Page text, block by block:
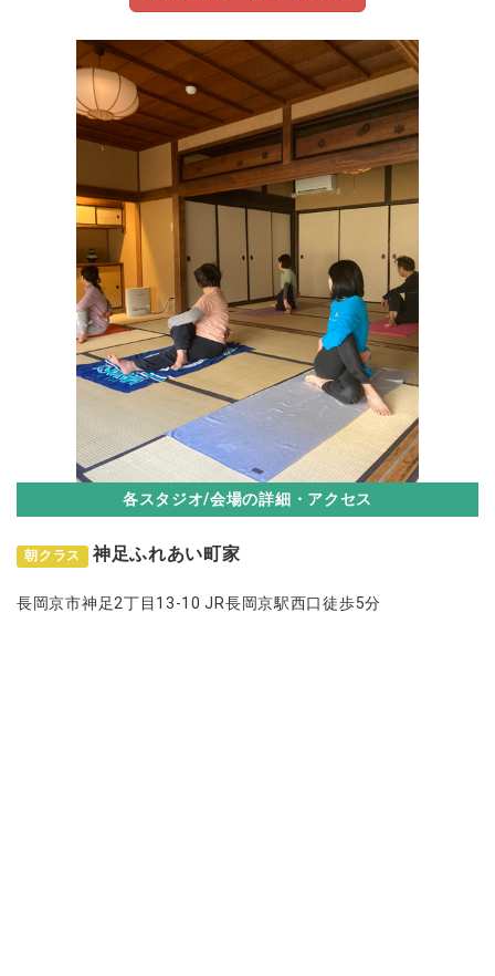
各スタジオ/会場の詳細・アクセス
朝クラス 神足ふれあい町家
長岡京市神足2丁目13-10 JR長岡京駅西口徒歩5分